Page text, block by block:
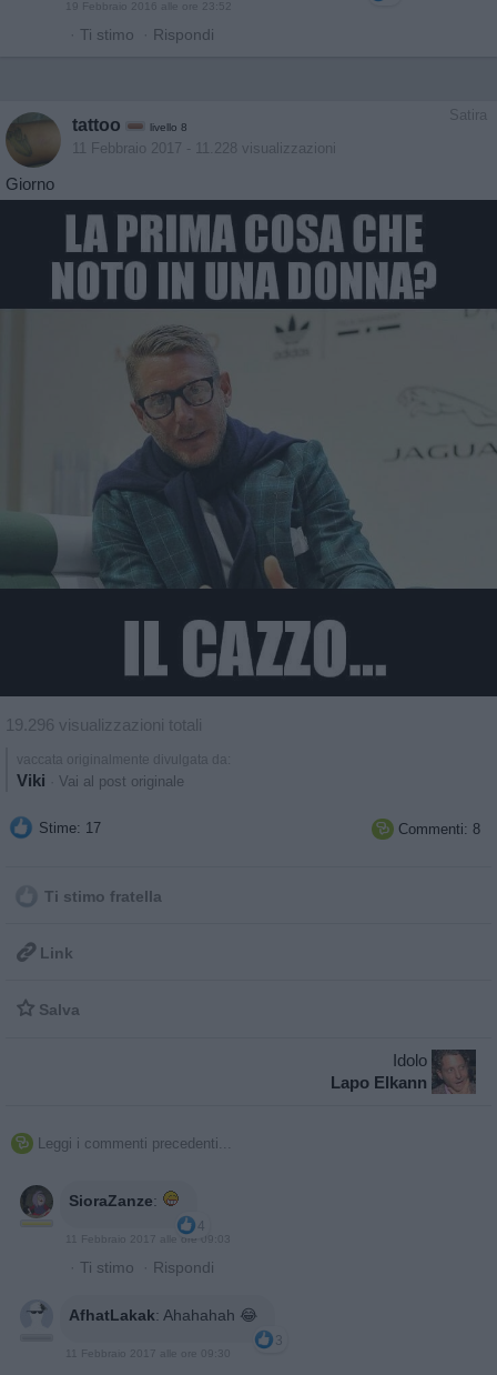
19 Febbraio 2016 alle ore 23:52
· Ti stimo · Rispondi
Satira
tattoo livello 8
11 Febbraio 2017 - 11.228 visualizzazioni
Giorno
19.296 visualizzazioni totali
vaccata originalmente divulgata da:
Viki Vai al post originale
Stime: 17  Commenti: 8
Ti stimo fratella
 Link
 Salva
Idolo
Lapo Elkann
 Leggi i commenti precedenti...
SioraZanze:
4
11 Febbraio 2017 alle ore 09:03
· Ti stimo · Rispondi
AfhatLakak: Ahahahah 😂
3
11 Febbraio 2017 alle ore 09:30